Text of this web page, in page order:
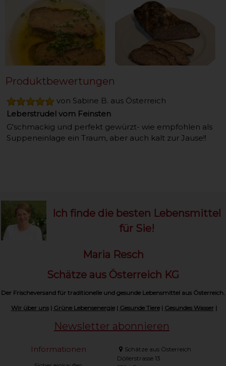
Produktbewertungen
von Sabine B. aus Österreich
Leberstrudel vom Feinsten
G'schmackig und perfekt gewürzt- wie empfohlen als
Suppeneinlage ein Traum, aber auch kalt zur Jause!!
Ich finde die besten Lebensmittel
für Sie!
Maria Resch
Schätze aus Österreich KG
Der Frischeversand für traditionelle und gesunde Lebensmittel aus Österreich.
Wir über uns| Grüne Lebensenergie| Gesunde Tiere| Gesundes Wasser|
Newsletter abonnieren
Informationen
Schätze aus Österreich
Döllerstrasse 13